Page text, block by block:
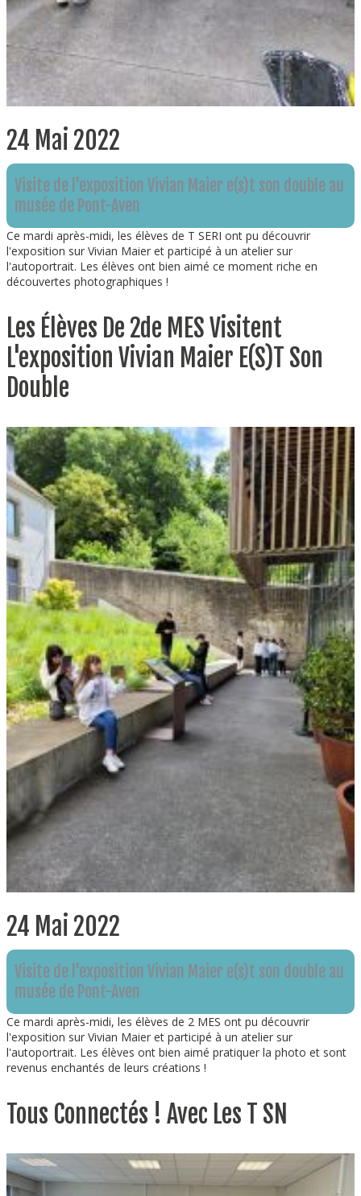
24 Mai 2022
Visite de l'exposition Vivian Maier e(s)t son double au
musée de Pont-Aven
Ce mardi après-midi, les élèves de T SERI ont pu découvrir
l'exposition sur Vivian Maier et participé à un atelier sur
l'autoportrait. Les élèves ont bien aimé ce moment riche en
découvertes photographiques !
Les Élèves De 2de MES Visitent
L'exposition Vivian Maier E(s)t Son
Double
24 Mai 2022
Visite de l'exposition Vivian Maier e(s)t son double au
musée de Pont-Aven
Ce mardi après-midi, les élèves de 2 MES ont pu découvrir
l'exposition sur Vivian Maier et participé à un atelier sur
l'autoportrait. Les élèves ont bien aimé pratiquer la photo et sont
revenus enchantés de leurs créations !
Tous Connectés ! Avec Les T SN